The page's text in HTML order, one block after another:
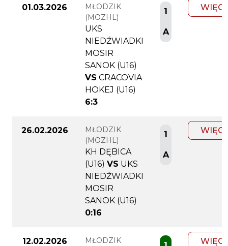
01.03.2026
MŁODZIK
(MOZHL)
UKS
NIEDŹWIADKI
MOSIR
SANOK (U16)
VS CRACOVIA
HOKEJ (U16)
6:3
1
A
26.02.2026
MŁODZIK
(MOZHL)
KH DĘBICA
(U16) VS UKS
NIEDŹWIADKI
MOSIR
SANOK (U16)
0:16
1
A
12.02.2026 MŁODZIK